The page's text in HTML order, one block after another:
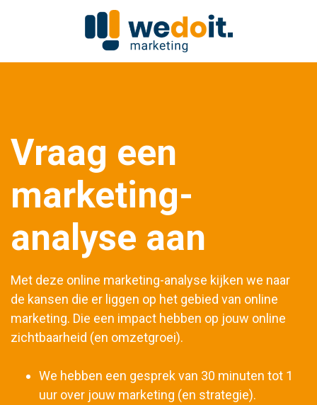
Vraag een
marketing-
analyse aan
Met deze online marketing-analyse kijken we naar
de kansen die er liggen op het gebied van online
marketing. Die een impact hebben op jouw online
zichtbaarheid (en omzetgroei).
We hebben een gesprek van 30 minuten tot 1
uur over jouw marketing (en strategie).